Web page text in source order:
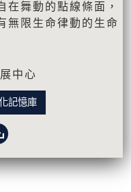
在舞動的點線條面，
無限生命律動的生命
中心
記憶庫